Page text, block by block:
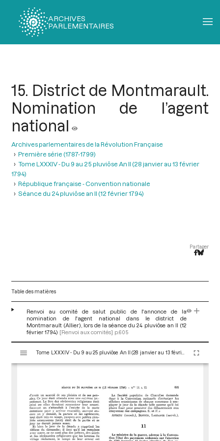
ARCHIVES
PARLEMENTAIRES
15. District de Montmarault.
Nomination de l’agent
national
Archives parlementaires de la Révolution Française
Première série (1787-1799)
Tome LXXXIV - Du 9 au 25 pluviôse An II (28 janvier au 13 février
1794)
République française - Convention nationale
Séance du 24 pluviôse an II (12 février 1794)
Partager
Table des matières
Renvoi au comité de salut public de l'annonce de la
nomination de l'agent national dans le district de
Montmarault (Allier), lors de la séance du 24 pluviôse an II (12
février 1794) [Renvoi aux comités] p.605
s